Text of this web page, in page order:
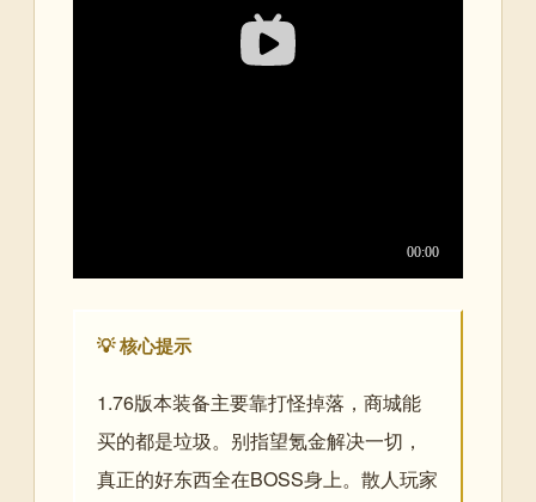
💡 核心提示
1.76版本装备主要靠打怪掉落，商城能
买的都是垃圾。别指望氪金解决一切，
真正的好东西全在BOSS身上。散人玩家